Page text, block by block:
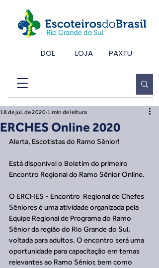
DOE LOJA PAXTU
ERCHES Online 2020
18 de jul. de 2020 1 min de leitura
Alerta, Escotistas do Ramo Sênior!
Está disponível o Boletim do primeiro
Encontro Regional do Ramo Sênior Online.
O ERCHES - Encontro  Regional de Chefes
Sêniores é uma atividade organizada pela
Equipe Regional de Programa do Ramo
Sênior da região do Rio Grande do Sul,
voltada para adultos. O encontro será uma
oportunidade para capacitação em temas
relevantes ao Ramo Sênior, bem como